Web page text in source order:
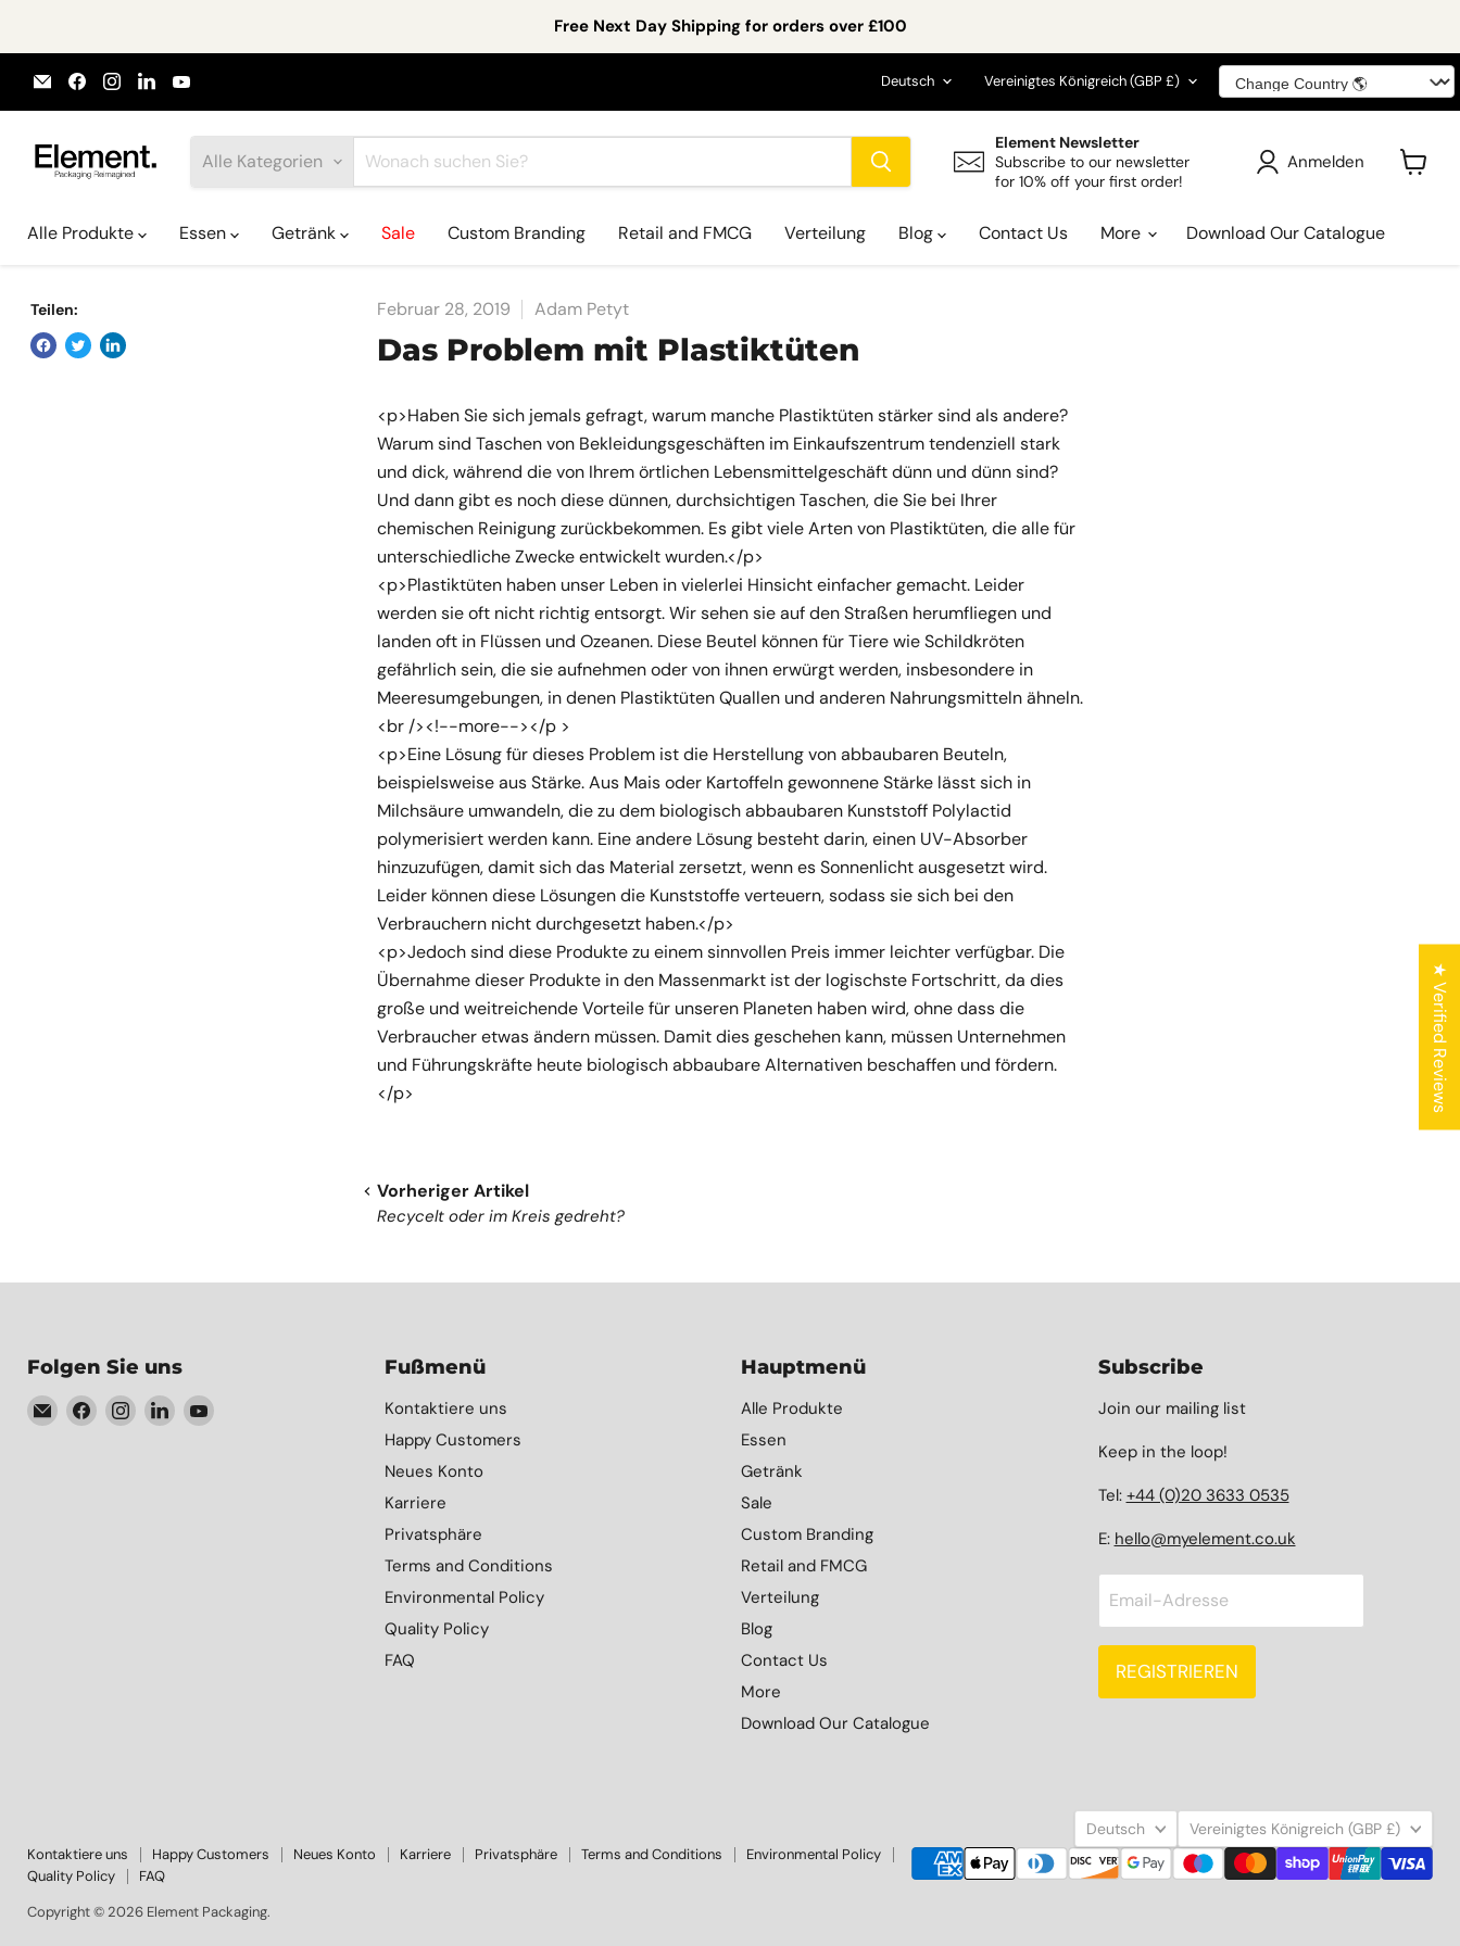
Free Next Day Shipping for orders over £100
Email
Element
Packaging
Finden
Sie
uns
Facebook
Finden
Sie
uns
Instagram
Finden
Sie
uns uns
Sprache
Deutsch Land
Vereinigtes Königreich (GBP £)
★ Verified Reviews
Alle Kategorien
Element Newsletter
Subscribe to our newsletter
for 10% off your first order!
Anmelden
Alle Produkte
Essen Getränk Sale Custom Branding Retail and FMCG Verteilung Blog Contact Us More Download Our Catalogue
Teilen: Februar 28, 2019 Adam Petyt
Das Problem mit Plastiktüten
<p>Haben Sie sich jemals gefragt, warum manche Plastiktüten stärker sind als andere?
Warum sind Taschen von Bekleidungsgeschäften im Einkaufszentrum tendenziell stark
und dick, während die von Ihrem örtlichen Lebensmittelgeschäft dünn und dünn sind?
Und dann gibt es noch diese dünnen, durchsichtigen Taschen, die Sie bei Ihrer
chemischen Reinigung zurückbekommen. Es gibt viele Arten von Plastiktüten, die alle für
unterschiedliche Zwecke entwickelt wurden.</p>
<p>Plastiktüten haben unser Leben in vielerlei Hinsicht einfacher gemacht. Leider
werden sie oft nicht richtig entsorgt. Wir sehen sie auf den Straßen herumfliegen und
landen oft in Flüssen und Ozeanen. Diese Beutel können für Tiere wie Schildkröten
gefährlich sein, die sie aufnehmen oder von ihnen erwürgt werden, insbesondere in
Meeresumgebungen, in denen Plastiktüten Quallen und anderen Nahrungsmitteln ähneln.
<br /><!--more--></p >
<p>Eine Lösung für dieses Problem ist die Herstellung von abbaubaren Beuteln,
beispielsweise aus Stärke. Aus Mais oder Kartoffeln gewonnene Stärke lässt sich in
Milchsäure umwandeln, die zu dem biologisch abbaubaren Kunststoff Polylactid
polymerisiert werden kann. Eine andere Lösung besteht darin, einen UV-Absorber
hinzuzufügen, damit sich das Material zersetzt, wenn es Sonnenlicht ausgesetzt wird.
Leider können diese Lösungen die Kunststoffe verteuern, sodass sie sich bei den
Verbrauchern nicht durchgesetzt haben.</p>
<p>Jedoch sind diese Produkte zu einem sinnvollen Preis immer leichter verfügbar. Die
Übernahme dieser Produkte in den Massenmarkt ist der logischste Fortschritt, da dies
große und weitreichende Vorteile für unseren Planeten haben wird, ohne dass die
Verbraucher etwas ändern müssen. Damit dies geschehen kann, müssen Unternehmen
und Führungskräfte heute biologisch abbaubare Alternativen beschaffen und fördern.
</p>
Vorheriger Artikel
Recycelt oder im Kreis gedreht?
Folgen Sie uns
EmailFindenFindenFindenFinden
Fußmenü
Kontaktiere uns
Happy Customers
Neues Konto
Karriere
Privatsphäre
Terms and Conditions
Environmental Policy
Quality Policy
FAQ
Hauptmenü
Alle Produkte
Essen
Getränk
Sale
Custom Branding
Retail and FMCG
Verteilung
Blog
Contact Us
More
Download Our Catalogue
Subscribe
Join our mailing list
Keep in the loop!
Tel: +44 (0)20 3633 0535
E: hello@myelement.co.uk
Email-Adresse
REGISTRIEREN
Sprache
Deutsch Land
Vereinigtes Königreich (GBP £)
Kontaktiere uns Happy Customers Neues Konto Karriere Privatsphäre Terms and Conditions
Environmental Policy
Quality Policy
FAQ
Copyright © 2026 Element Packaging.